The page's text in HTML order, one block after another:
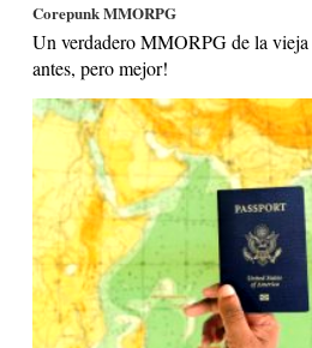
Corepunk MMORPG
Un verdadero MMORPG de la vieja
antes, pero mejor!